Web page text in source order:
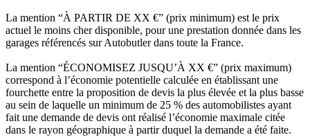
La mention “À PARTIR DE XX €” (prix minimum) est le prix
actuel le moins cher disponible, pour une prestation donnée dans les
garages référencés sur Autobutler dans toute la France.
La mention “ÉCONOMISEZ JUSQU’À XX €” (prix maximum)
correspond à l’économie potentielle calculée en établissant une
fourchette entre la proposition de devis la plus élevée et la plus basse
au sein de laquelle un minimum de 25 % des automobilistes ayant
fait une demande de devis ont réalisé l’économie maximale citée
dans le rayon géographique à partir duquel la demande a été faite.